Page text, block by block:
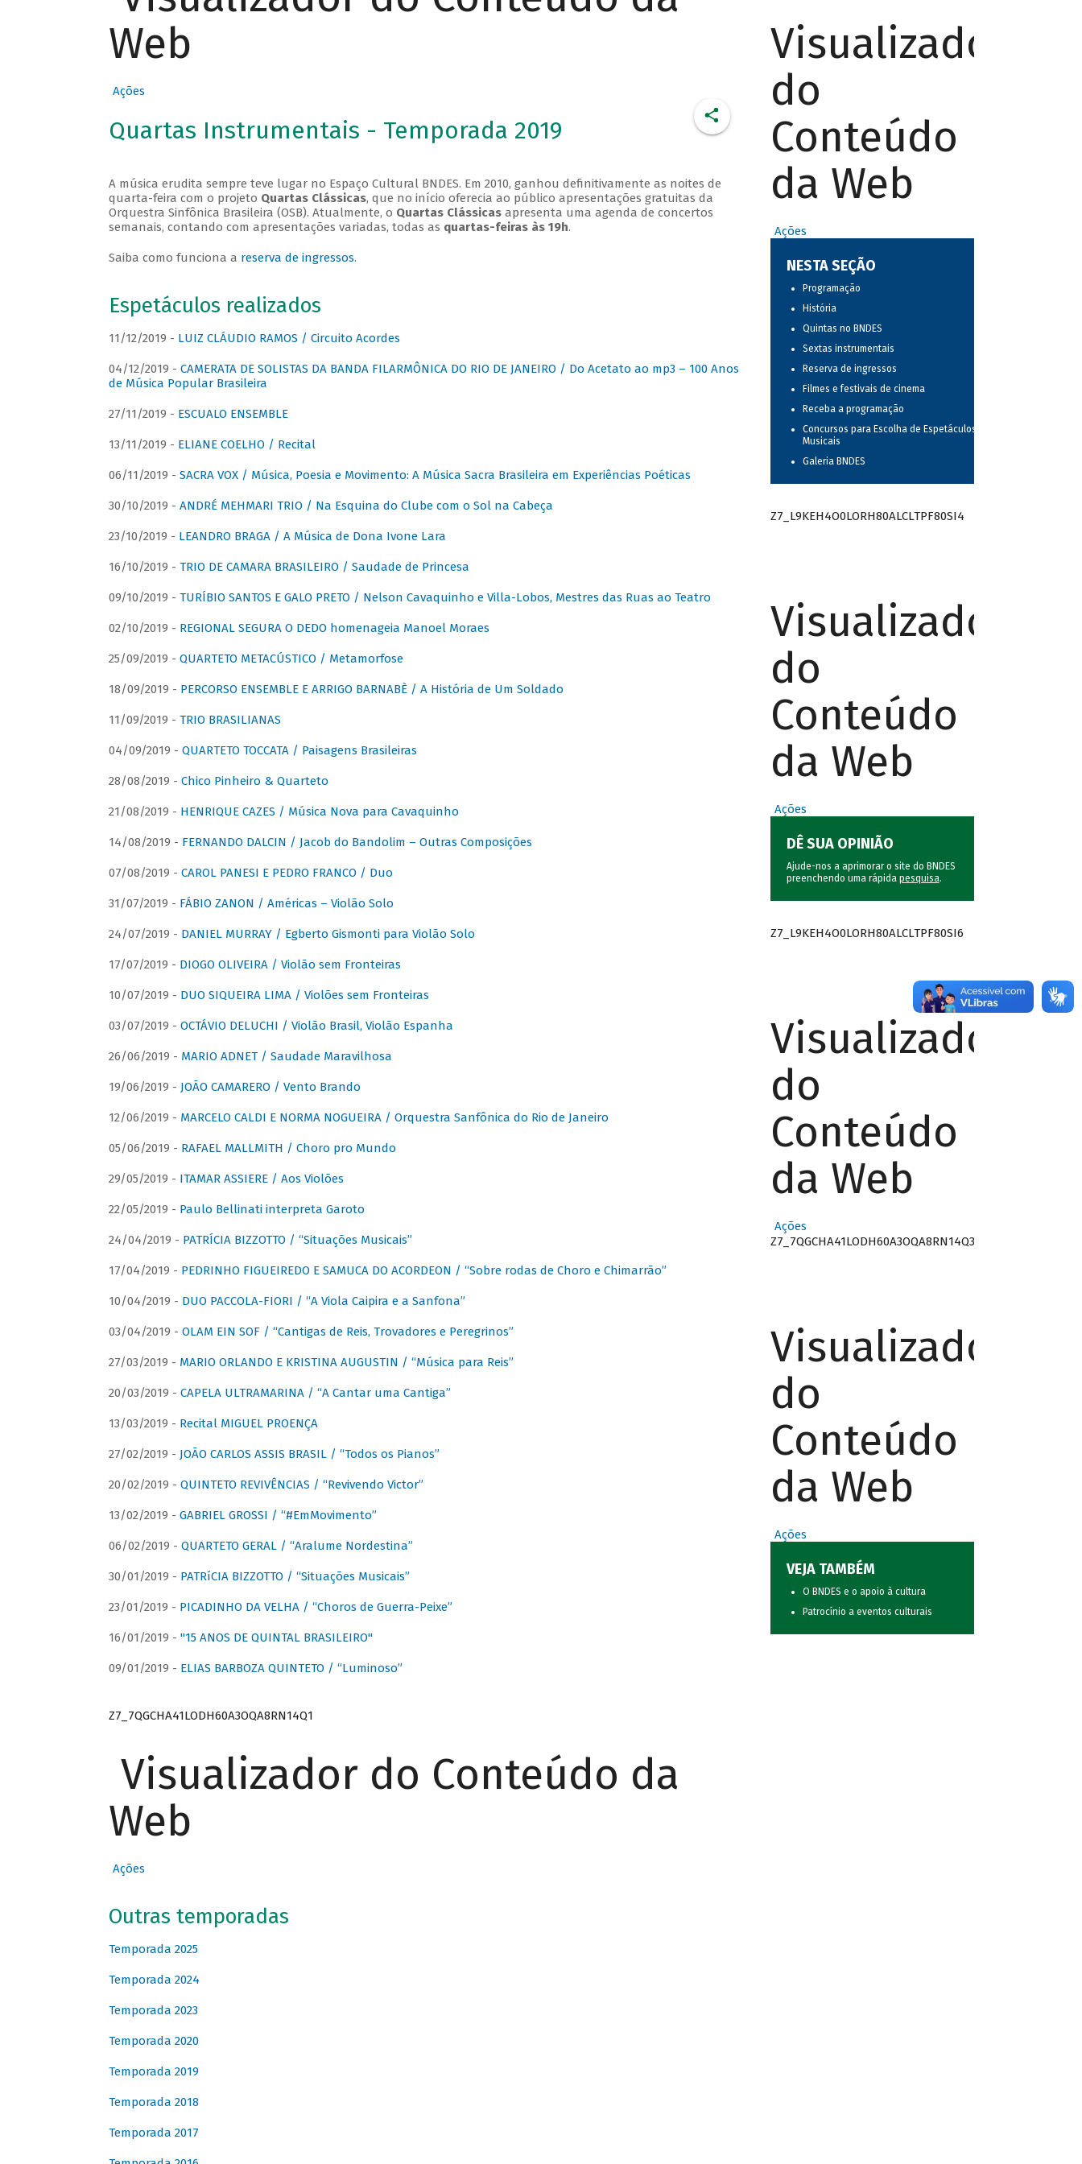
Web
Ações
Quartas Instrumentais - Temporada 2019
A música erudita sempre teve lugar no Espaço Cultural BNDES. Em 2010, ganhou definitivamente as noites de
quarta-feira com o projeto Quartas Clássicas, que no início oferecia ao público apresentações gratuitas da
Orquestra Sinfônica Brasileira (OSB). Atualmente, o Quartas Clássicasapresenta uma agenda de concertos
semanais, contando com apresentações variadas, todas as quartas-feiras às 19h.
Saiba como funciona a reserva de ingressos.
Espetáculos realizados
11/12/2019 - LUIZ CLÁUDIO RAMOS / Circuito Acordes
04/12/2019 - CAMERATA DE SOLISTAS DA BANDA FILARMÔNICA DO RIO DE JANEIRO / Do Acetato ao mp3 – 100 Anos
de Música Popular Brasileira
27/11/2019 - ESCUALO ENSEMBLE
13/11/2019 - ELIANE COELHO / Recital
06/11/2019 - SACRA VOX / Música, Poesia e Movimento: A Música Sacra Brasileira em Experiências Poéticas
30/10/2019 - ANDRÉ MEHMARI TRIO / Na Esquina do Clube com o Sol na Cabeça
23/10/2019 - LEANDRO BRAGA / A Música de Dona Ivone Lara
16/10/2019 - TRIO DE CAMARA BRASILEIRO / Saudade de Princesa
09/10/2019 - TURÍBIO SANTOS E GALO PRETO / Nelson Cavaquinho e Villa-Lobos, Mestres das Ruas ao Teatro
02/10/2019 - REGIONAL SEGURA O DEDO homenageia Manoel Moraes
25/09/2019 - QUARTETO METACÚSTICO / Metamorfose
18/09/2019 - PERCORSO ENSEMBLE E ARRIGO BARNABÈ / A História de Um Soldado
11/09/2019 - TRIO BRASILIANAS
04/09/2019 - QUARTETO TOCCATA / Paisagens Brasileiras
28/08/2019 - Chico Pinheiro & Quarteto
21/08/2019 - HENRIQUE CAZES / Música Nova para Cavaquinho
14/08/2019 - FERNANDO DALCIN / Jacob do Bandolim – Outras Composições
07/08/2019 - CAROL PANESI E PEDRO FRANCO / Duo
31/07/2019 - FÁBIO ZANON / Américas – Violão Solo
24/07/2019 - DANIEL MURRAY / Egberto Gismonti para Violão Solo
17/07/2019 - DIOGO OLIVEIRA / Violão sem Fronteiras
10/07/2019 - DUO SIQUEIRA LIMA / Violões sem Fronteiras
03/07/2019 - OCTÁVIO DELUCHI / Violão Brasil, Violão Espanha
26/06/2019 - MARIO ADNET / Saudade Maravilhosa
19/06/2019 - JOÃO CAMARERO / Vento Brando
12/06/2019 - MARCELO CALDI E NORMA NOGUEIRA / Orquestra Sanfônica do Rio de Janeiro
05/06/2019 - RAFAEL MALLMITH / Choro pro Mundo
29/05/2019 - ITAMAR ASSIERE / Aos Violões
22/05/2019 - Paulo Bellinati interpreta Garoto
24/04/2019 - PATRÍCIA BIZZOTTO / “Situações Musicais”
17/04/2019 - PEDRINHO FIGUEIREDO E SAMUCA DO ACORDEON / “Sobre rodas de Choro e Chimarrão”
10/04/2019 - DUO PACCOLA-FIORI / “A Viola Caipira e a Sanfona”
03/04/2019 - OLAM EIN SOF / “Cantigas de Reis, Trovadores e Peregrinos”
27/03/2019 - MARIO ORLANDO E KRISTINA AUGUSTIN / “Música para Reis”
20/03/2019 - CAPELA ULTRAMARINA / “A Cantar uma Cantiga”
13/03/2019 - Recital MIGUEL PROENÇA
27/02/2019 - JOÃO CARLOS ASSIS BRASIL / “Todos os Pianos”
20/02/2019 - QUINTETO REVIVÊNCIAS / “Revivendo Victor”
13/02/2019 - GABRIEL GROSSI / “#EmMovimento”
06/02/2019 - QUARTETO GERAL / “Aralume Nordestina”
30/01/2019 - PATRíCIA BIZZOTTO / “Situações Musicais”
23/01/2019 - PICADINHO DA VELHA / “Choros de Guerra-Peixe”
16/01/2019 - "15 ANOS DE QUINTAL BRASILEIRO"
09/01/2019 - ELIAS BARBOZA QUINTETO / “Luminoso”
Z7_7QGCHA41LODH60A3OQA8RN14Q1
Visualizador do Conteúdo da
Web
Ações
Outras temporadas
Temporada 2025
Temporada 2024
Temporada 2023
Temporada 2020
Temporada 2019
Temporada 2018
Temporada 2017
Visualizador
do
Conteúdo
da Web
Ações
NESTA SEÇÃO
Programação
História
Quintas no BNDES
Sextas instrumentais
Reserva de ingressos
Filmes e festivais de cinema
Receba a programação
Concursos para Escolha de Espetáculos
Musicais
Galeria BNDES
Z7_L9KEH4O0LORH80ALCLTPF80SI4
Visualizador
do
Conteúdo
da Web
Ações
DÊ SUA OPINIÃO
Ajude-nos a aprimorar o site do BNDES
preenchendo uma rápida pesquisa.
Z7_L9KEH4O0LORH80ALCLTPF80SI6
Visualizador
do
Conteúdo
da Web
Ações
Z7_7QGCHA41LODH60A3OQA8RN14Q3
Visualizador
do
Conteúdo
da Web
Ações
VEJA TAMBÉM
O BNDES e o apoio à cultura
Patrocínio a eventos culturais